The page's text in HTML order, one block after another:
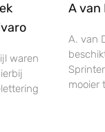
waren
A van
A. van
mooier